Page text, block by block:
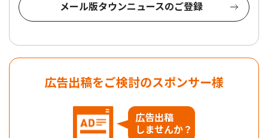
メール版タウンニュースのご登録
広告出稿をご検討のスポンサー様
広告出稿
しませんか？